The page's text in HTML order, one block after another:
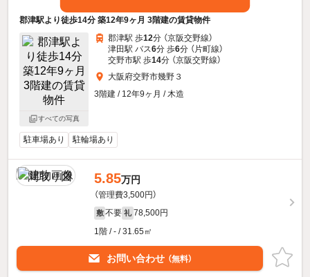
郡津駅より徒歩14分 築12年9ヶ月 3階建の賃貸物件
すべての写真
郡津駅 歩12分 （京阪交野線）
津田駅 バス6分 歩6分 （片町線）
交野市駅 歩14分 （京阪交野線）
大阪府交野市幾野３
3階建 / 12年9ヶ月 / 木造
駐車場あり 駐輪場あり
5.85万円
（管理費3,500円）
敷 不要 礼 78,500円
1階 / - / 31.65㎡
お問い合わせ （無料）